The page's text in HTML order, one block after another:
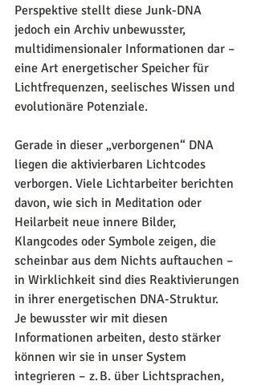
Perspektive stellt diese Junk-DNA
jedoch ein Archiv unbewusster,
multidimensionaler Informationen dar –
eine Art energetischer Speicher für
Lichtfrequenzen, seelisches Wissen und
evolutionäre Potenziale.
Gerade in dieser „verborgenen“ DNA
liegen die aktivierbaren Lichtcodes
verborgen. Viele Lichtarbeiter berichten
davon, wie sich in Meditation oder
Heilarbeit neue innere Bilder,
Klangcodes oder Symbole zeigen, die
scheinbar aus dem Nichts auftauchen –
in Wirklichkeit sind dies Reaktivierungen
in ihrer energetischen DNA-Struktur.
Je bewusster wir mit diesen
Informationen arbeiten, desto stärker
können wir sie in unser System
integrieren – z. B. über Lichtsprachen,